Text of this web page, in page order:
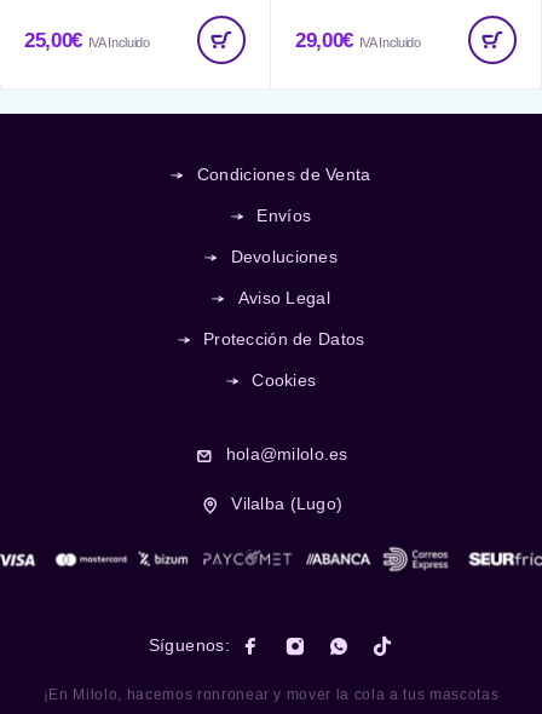
25,00€ IVA Incluido 29,00€ IVA Incluido
Condiciones de Venta
Envíos
Devoluciones
Aviso Legal
Protección de Datos
Cookies
hola@milolo.es
Vilalba (Lugo)
Síguenos:
¡En Milolo, hacemos ronronear y mover la cola a tus mascotas